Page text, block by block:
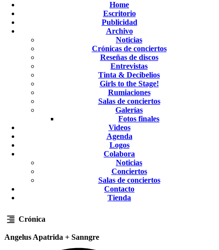
Home
Escritorio
Publicidad
Archivo
Noticias
Crónicas de conciertos
Reseñas de discos
Entrevistas
Tinta & Decibelios
Girls to the Stage!
Rumiaciones
Salas de conciertos
Galerías
Fotos finales
Videos
Agenda
Logos
Colabora
Noticias
Conciertos
Salas de conciertos
Contacto
Tienda
Crónica
Angelus Apatrida + Sanngre